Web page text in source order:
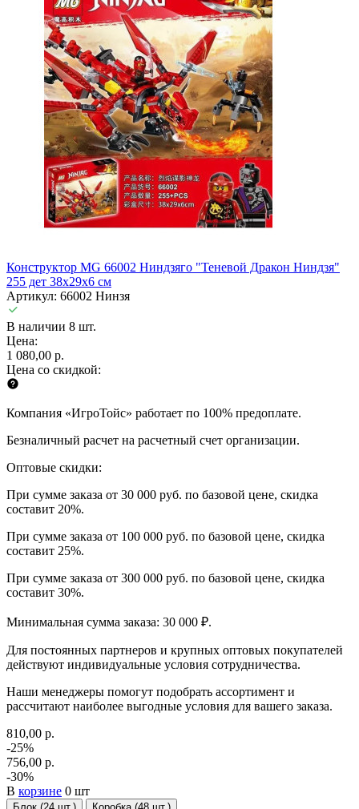
Конструктор MG 66002 Ниндзяго "Теневой Дракон Ниндзя"
255 дет 38x29x6 см
Артикул: 66002 Нинзя
В наличии 8 шт.
Цена:
1 080,00 р.
Цена со скидкой:
Компания «ИгроТойс» работает по 100% предоплате.
Безналичный расчет на расчетный счет организации.
Оптовые скидки:
При сумме заказа от 30 000 руб. по базовой цене, скидка
составит 20%.
При сумме заказа от 100 000 руб. по базовой цене, скидка
составит 25%.
При сумме заказа от 300 000 руб. по базовой цене, скидка
составит 30%.
Минимальная сумма заказа: 30 000 ₽.
Для постоянных партнеров и крупных оптовых покупателей
действуют индивидуальные условия сотрудничества.
Наши менеджеры помогут подобрать ассортимент и
рассчитают наиболее выгодные условия для вашего заказа.
810,00 р.
-25%
756,00 р.
-30%
В корзине 0 шт